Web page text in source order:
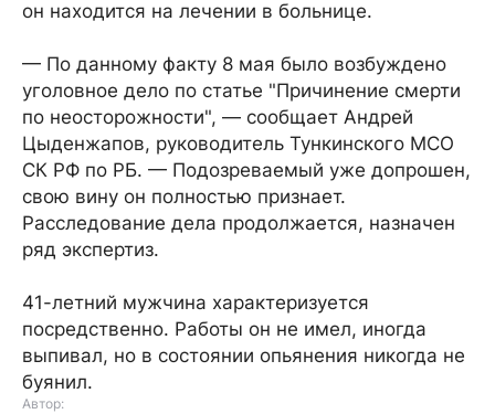
он находится на лечении в больнице.
— По данному факту 8 мая было возбуждено
уголовное дело по статье "Причинение смерти
по неосторожности", — сообщает Андрей
Цыденжапов, руководитель Тункинского МСО
СК РФ по РБ. — Подозреваемый уже допрошен,
свою вину он полностью признает.
Расследование дела продолжается, назначен
ряд экспертиз.
41-летний мужчина характеризуется
посредственно. Работы он не имел, иногда
выпивал, но в состоянии опьянения никогда не
буянил.
Автор: